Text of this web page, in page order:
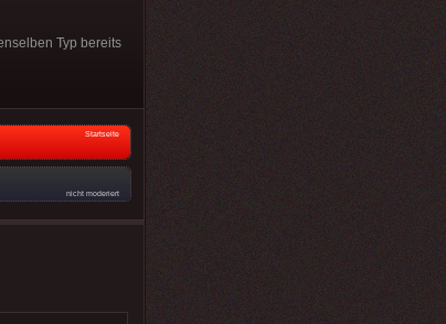
Typ bereits
Startseite
nicht moderiert